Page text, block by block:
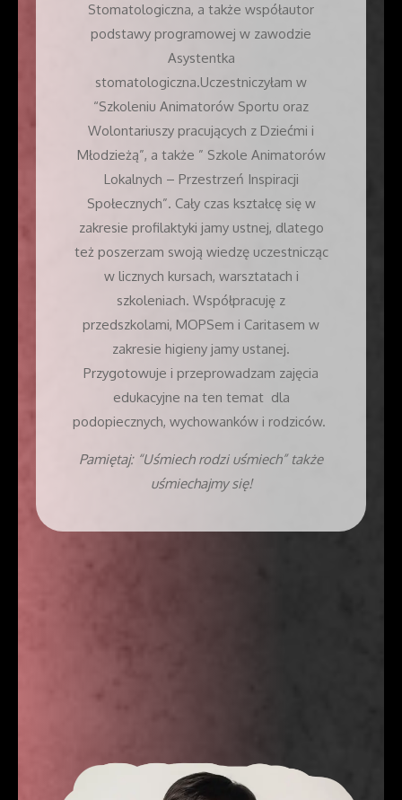
Stomatologiczna, a także współautor
podstawy programowej w zawodzie
Asystentka
stomatologiczna.Uczestniczyłam w
“Szkoleniu Animatorów Sportu oraz
Wolontariuszy pracujących z Dziećmi i
Młodzieżą”, a także ” Szkole Animatorów
Lokalnych – Przestrzeń Inspiracji
Społecznych”. Cały czas kształcę się w
zakresie profilaktyki jamy ustnej, dlatego
też poszerzam swoją wiedzę uczestnicząc
w licznych kursach, warsztatach i
szkoleniach. Współpracuję z
przedszkolami, MOPSem i Caritasem w
zakresie higieny jamy ustanej.
Przygotowuje i przeprowadzam zajęcia
edukacyjne na ten temat dla
podopiecznych, wychowanków i rodziców.
Pamiętaj: “Uśmiech rodzi uśmiech” także
uśmiechajmy się!